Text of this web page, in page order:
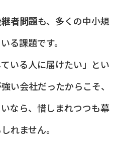
者問題も、多くの中小規
る課題です。
いる人に届けたい」とい
い会社だったからこそ、
なら、惜しまれつつも幕
れません。